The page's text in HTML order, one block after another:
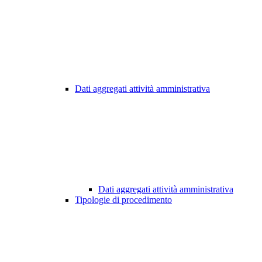
Dati aggregati attività amministrativa
Dati aggregati attività amministrativa
Tipologie di procedimento